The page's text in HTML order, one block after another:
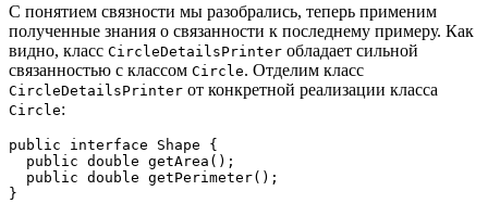
С понятием связности мы разобрались, теперь применим
полученные знания о связанности к последнему примеру. Как
видно, класс CircleDetailsPrinter обладает сильной
связанностью с классом Circle. Отделим класс
CircleDetailsPrinter от конкретной реализации класса
Circle:
public interface Shape {
  public double getArea();
  public double getPerimeter();
}